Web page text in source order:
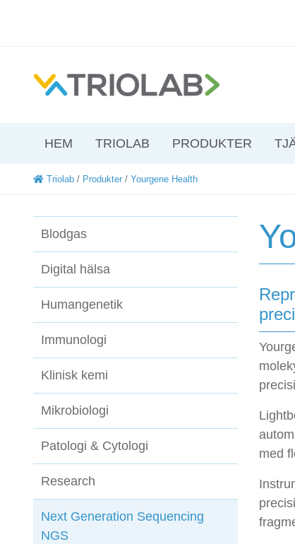
HEM TRIOLAB PRODUKTER
Triolab / Produkter / Yourgene Health
Blodgas
Digital hälsa
Humangenetik
Immunologi
Klinisk kemi
Mikrobiologi
Patologi & Cytologi
Research
Next Generation Sequencing
NGS
med